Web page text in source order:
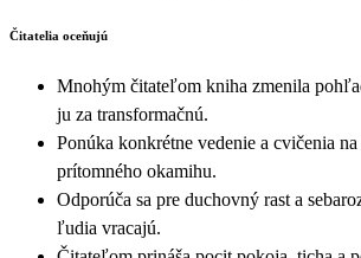
Čitatelia oceňujú
Mnohým čitateľom kniha zmenila
ju za transformačnú.
Ponúka konkrétne vedenie a cvičenia
prítomného okamihu.
Odporúča sa pre duchovný rast a
ľudia vracajú.